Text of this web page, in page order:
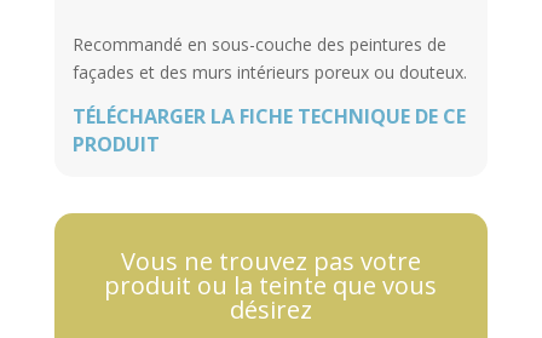
Recommandé en sous-couche des peintures de
façades et des murs intérieurs poreux ou douteux.
TÉLÉCHARGER LA FICHE TECHNIQUE DE CE
PRODUIT
Vous ne trouvez pas votre
produit ou la teinte que vous
désirez